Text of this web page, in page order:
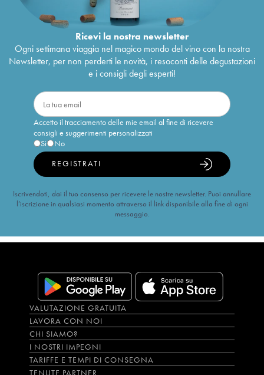
Ricevi la nostra newsletter
Ogni settimana viaggia nel magico mondo del vino con la nostra
Newsletter, per non perderti le novità, i resoconti delle degustazioni
e i consigli degli esperti!
Accetto il tracciamento delle mie email al fine di ricevere
consigli e suggerimenti personalizzati
Sì
No
REGISTRATI
Iscrivendoti, dai il tuo consenso per ricevere le nostre newsletter. Puoi annullare
l’iscrizione in qualsiasi momento attraverso il link disponibile alla fine di ogni
messaggio.
VALUTAZIONE GRATUITA
LAVORA CON NOI
CHI SIAMO?
I NOSTRI IMPEGNI
TARIFFE E TEMPI DI CONSEGNA
TENUTE PARTNER